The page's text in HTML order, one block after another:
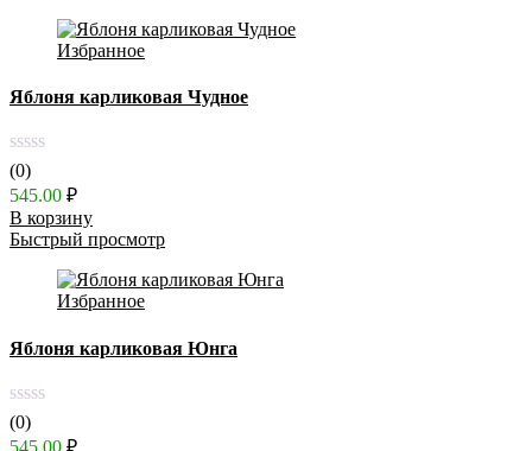
Избранное
Яблоня карликовая Чудное
(0)
545.00 ₽
В корзину
Быстрый просмотр
Избранное
Яблоня карликовая Юнга
(0)
545.00 ₽